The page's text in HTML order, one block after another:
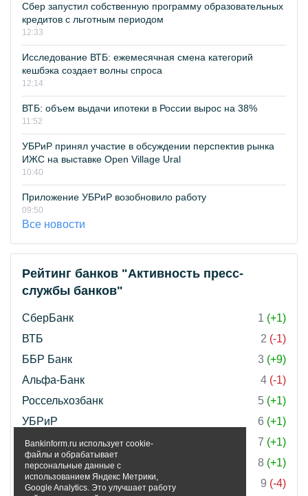
Сбер запустил собственную программу образовательных
кредитов с льготным периодом
12:33
Исследование ВТБ: ежемесячная смена категорий
кешбэка создает волны спроса
12:14
ВТБ: объем выдачи ипотеки в России вырос на 38%
11:52
УБРиР принял участие в обсуждении перспектив рынка
ИЖС на выставке Open Village Ural
10:40
Приложение УБРиР возобновило работу
09:50
Все новости
Рейтинг банков "Активность пресс-
службы банков"
СберБанк 1 (+1)
ВТБ
2 (-1)
ББР Банк
3 (+9)
Альфа-Банк
4 (-1)
Россельхозбанк
5 (+1)
УБРиР
6 (+1)
Банк ПСБ
7 (+1)
Банк Инго
8 (+1)
Банк Уралсиб
9 (-4)
Bankinform.ru использует cookie-
файлы и обрабатывает
персональные данные с
использованием Яндекс Метрики,
Google Analytics. Это улучшает работу